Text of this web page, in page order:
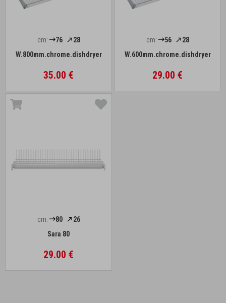
cm: 76
28
W.800mm.chrome.dishdryer
35.00 €
cm: 56
28
W.600mm.chrome.dishdryer
29.00 €
cm: 80
26
Sara 80
29.00 €